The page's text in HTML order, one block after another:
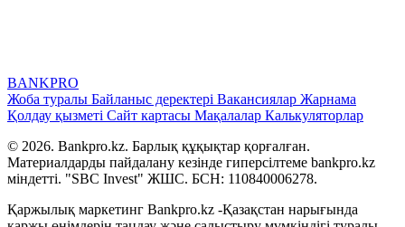
BANKPRO
Жоба туралы Байланыс деректері Вакансиялар Жарнама
Қолдау қызметі Сайт картасы Мақалалар Калькуляторлар
© 2026. Bankpro.kz. Барлық құқықтар қорғалған.
Материалдарды пайдалану кезінде гиперсілтеме bankpro.kz
міндетті. "SBC Invest" ЖШС. БСН: 110840006278.
Қаржылық маркетинг Bankpro.kz -Қазақстан нарығында